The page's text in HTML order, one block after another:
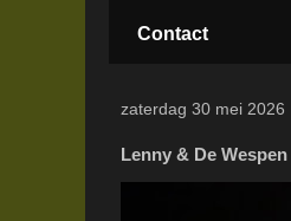
Contact
zaterdag 30 mei 2026
Lenny & De Wespen